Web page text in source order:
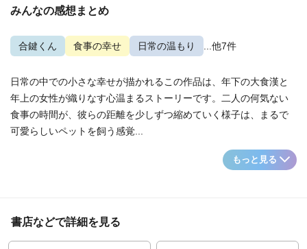
みんなの感想まとめ
合鍵くん 食事の幸せ 日常の温もり ...他7件
日常の中での小さな幸せが描かれるこの作品は、年下の大食漢と
年上の女性が織りなす心温まるストーリーです。二人の何気ない
食事の時間が、彼らの距離を少しずつ縮めていく様子は、まるで
可愛らしいペットを飼う感覚...
もっと見る
書店などで詳細を見る